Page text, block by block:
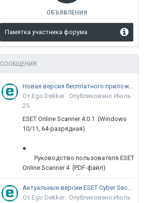
ОБЪЯВЛЕНИЯ
Памятка участника форума
СООБЩЕНИЯ
Новая версия бесплатного приложения ESET Online Scanner доступна пользователям
От Ego Dekker · Опубликовано Июль
25
ESET Online Scanner 4.0.1 (Windows
10/11, 64-разрядная)
●
Руководство пользователя ESET
Online Scanner 4 (PDF-файл)
Актуальные версии ESET Cyber Security 9
От Ego Dekker · Опубликовано Июль